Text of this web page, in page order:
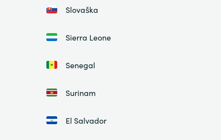
Slovaška
Sierra Leone
Senegal
Surinam
El Salvador